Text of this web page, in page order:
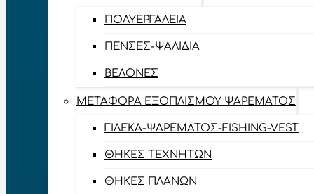
ΠΟΛΥΕΡΓΑΛΕΊΑ
ΠΈΝΣΕΣ-ΨΑΛΊΔΙΑ
ΒΕΛΌΝΕΣ
ΜΕΤΑΦΟΡΆ ΕΞΟΠΛΙΣΜΟΎ ΨΑΡΈΜΑΤΟΣ
ΓΙΛΈΚΑ-ΨΑΡΈΜΑΤΟΣ-FISHING-VEST
ΘΉΚΕΣ ΤΕΧΝΗΤΏΝ
ΘΉΚΕΣ ΠΛΆΝΩΝ